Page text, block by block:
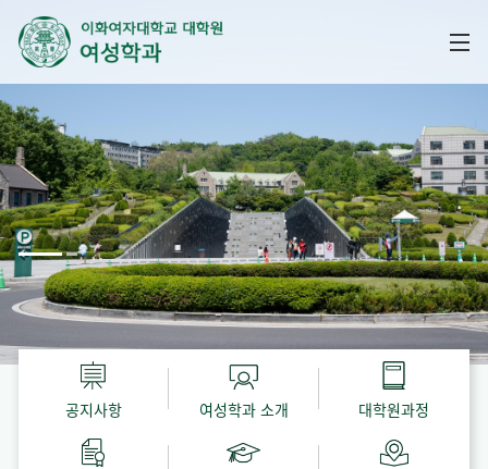
공지사항 여성학과 소개 대학원과정